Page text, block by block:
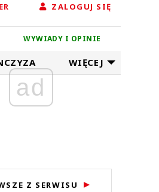
ZALOGUJ SIĘ
WYWIADY I OPINIE
WIĘCEJ
ad
Z SERWISU